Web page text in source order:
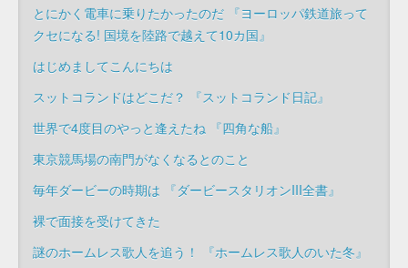
とにかく電車に乗りたかったのだ 『ヨーロッパ鉄道旅って
クセになる! 国境を陸路で越えて10カ国』
はじめましてこんにちは
スットコランドはどこだ？ 『スットコランド日記』
世界で4度目のやっと逢えたね 『四角な船』
東京競馬場の南門がなくなるとのこと
毎年ダービーの時期は 『ダービースタリオンIII全書』
裸で面接を受けてきた
謎のホームレス歌人を追う！ 『ホームレス歌人のいた冬』